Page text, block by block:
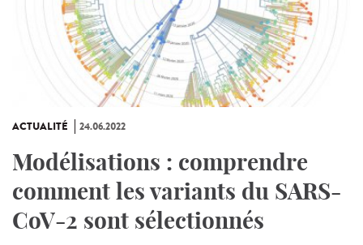
ACTUALITÉ 24.06.2022
Modélisations : comprendre
comment les variants du SARS-
CoV-2 sont sélectionnés